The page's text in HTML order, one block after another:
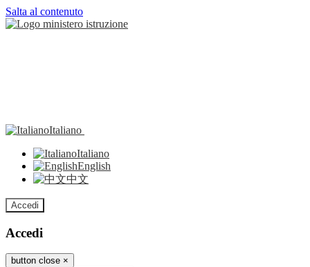
Salta al contenuto
Italiano
Italiano
English
中文
Accedi
Accedi
button close ×